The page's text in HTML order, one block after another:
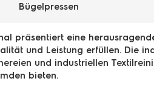
Bügelpressen
präsentiert eine
und Leistung erfüllen. Die
und industriellen
bieten.